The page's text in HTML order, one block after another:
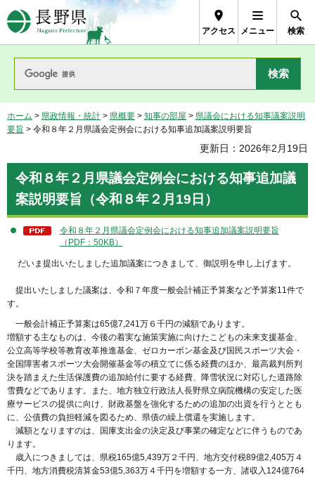
長野県Nagano Prefecture
アクセス メニュー 検索
ホーム > 県政情報・統計 > 県概要 > 知事の部屋 > 県議会における知事議案説明
要旨 > 令和８年２月県議会定例会における知事追加議案説明要旨
更新日：2026年2月19日
令和８年２月県議会定例会における知事追加議
案説明要旨（令和８年２月19日）
令和８年２月県議会定例会における知事追加議案説明要旨
（PDF：50KB）
だいま提出いたしました追加議案につきまして、御説明を申し上げます。
提出いたしました議案は、令和７年度一般会計補正予算案など予算案11件で
す。
一般会計補正予算案は65億7,241万６千円の減額であります。
増額する主なものは、今後の着実な施策実施に向けたこどもの未来支援基金、
公立高等学校等教育改革推進基金、ゼロカーボン基金及び国民スポーツ大会・
全国障害者スポーツ大会開催基金等の積立てに係る経費のほか、最高裁判所判
決を踏まえた生活保護費の追加給付に要する経費、降雪状況に対応した道路除
雪費などであります。また、地方独立行政法人長野県立病院機構の安定した医
療サービスの提供に向け、財政基盤を強化するための追加の出資を行うととも
に、公債費の負担軽減を図るため、県債の繰上償還を実施します。
減額となりますのは、国庫支出金の決定及び事業の確定などに伴うものであ
ります。
歳入につきましては、県税165億5,439万２千円、地方交付税89億2,405万４
千円、地方消費税清算金53億5,363万４千円を増額する一方、諸収入124億764